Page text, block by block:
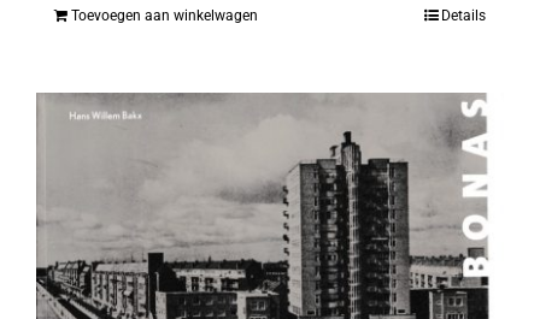
Toevoegen aan winkelwagen Details